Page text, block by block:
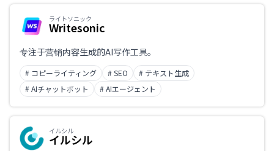
ライトソニック
Writesonic
专注于营销内容生成的AI写作工具。
# コピーライティング # SEO
# テキスト生成
# AIチャットボット
# AIエージェント
イルシル
イルシル